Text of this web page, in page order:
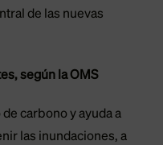
de las nuevas
según la OMS
carbono y ayuda a
las inundaciones, a